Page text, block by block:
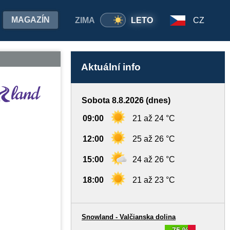
ZIMA LETO
MAGAZÍN CZ
Aktuální info
Sobota 8.8.2026 (dnes)
09:00 21 až 24 °C
12:00 25 až 26 °C
15:00 24 až 26 °C
18:00 21 až 23 °C
Snowland - Valčianska dolina